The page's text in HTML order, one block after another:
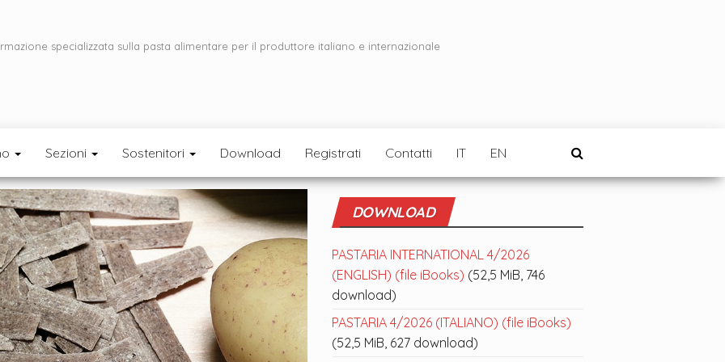
specializzata sulla pasta alimentare per il produttore italiano e internazionale
Sezioni Sostenitori Download Registrati Contatti IT EN
DOWNLOAD
PASTARIA INTERNATIONAL 4/2026
(ENGLISH) (file iBooks) (52,5 MiB, 746
download)
PASTARIA 4/2026 (ITALIANO) (file iBooks)
(52,5 MiB, 627 download)